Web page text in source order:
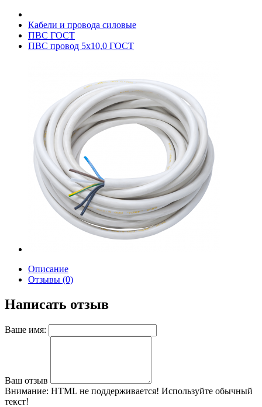
Кабели и провода силовые
ПВС ГОСТ
ПВС провод 5х10,0 ГОСТ
Описание
Отзывы (0)
Написать отзыв
Ваше имя:
Ваш отзыв
Внимание: HTML не поддерживается! Используйте обычный
текст!